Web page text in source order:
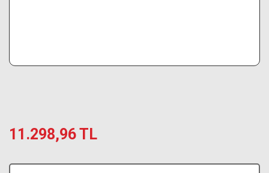
11.298,96 TL